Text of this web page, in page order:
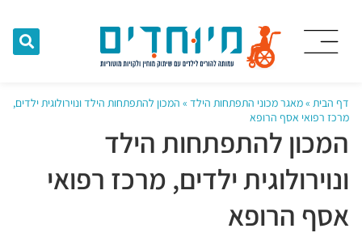
דף הבית »מאגר מכוני התפתחות הילד » המכון להתפתחות הילד ונוירולוגית ילדים,
מרכז רפואי אסף הרופא
המכון להתפתחות הילד
ונוירולוגית ילדים, מרכז רפואי
אסף הרופא